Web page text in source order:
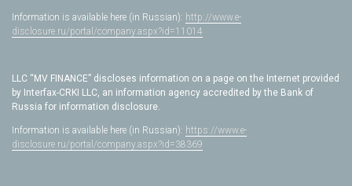
Information is available here (in Russian): http://www.e-
disclosure.ru/portal/company.aspx?id=11014
LLC “MV FINANCE” discloses information on a page on the Internet provided
by Interfax-CRKI LLC, an information agency accredited by the Bank of
Russia for information disclosure.
Information is available here (in Russian): https://www.e-
disclosure.ru/portal/company.aspx?id=38369